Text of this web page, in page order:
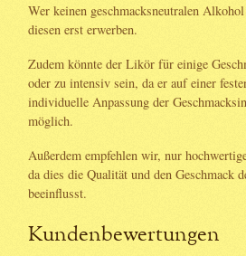
Wer keinen geschmacksneutralen
diesen erst erwerben.
Zudem könnte der Likör für einige
oder zu intensiv sein, da er auf einer
individuelle Anpassung der
möglich.
Außerdem empfehlen wir, nur
da dies die Qualität und den Geschmack
beeinflusst.
Kundenbewertungen